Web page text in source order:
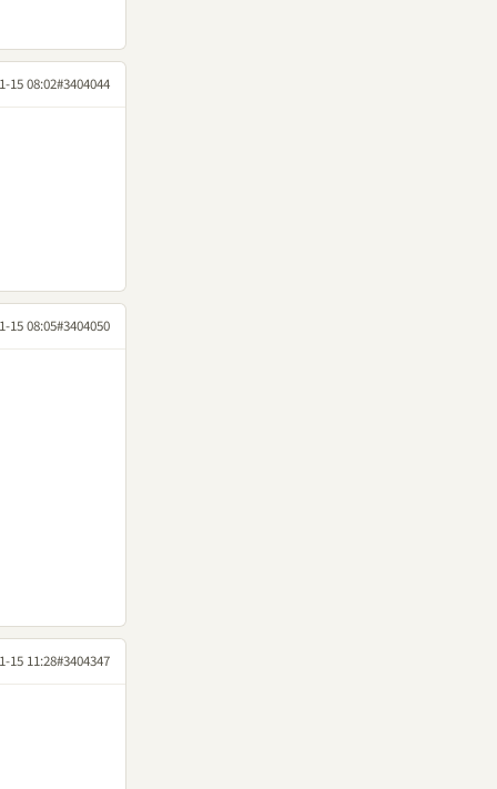
15 08:02#3404044
15 08:05#3404050
15 11:28#3404347